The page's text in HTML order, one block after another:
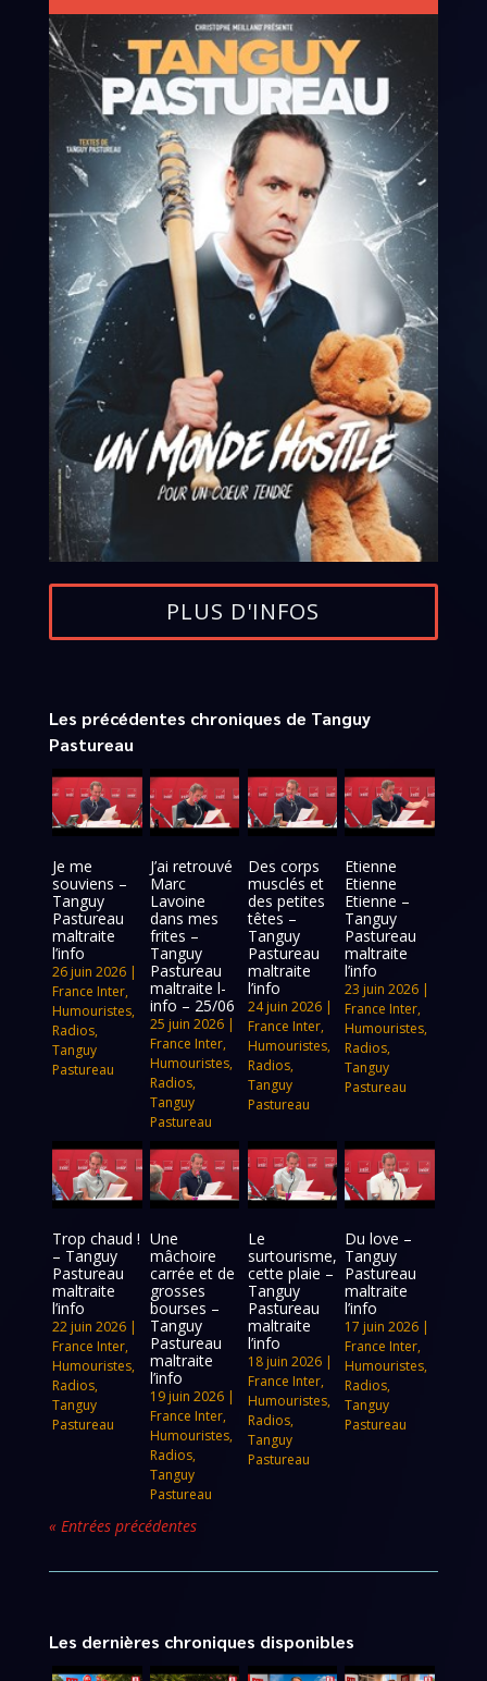
PLUS D'INFOS
Les précédentes chroniques de Tanguy
Pastureau
Je me
souviens –
Tanguy
Pastureau
maltraite
l’info
26 juin 2026 |
France Inter,
Humouristes,
Radios,
Tanguy
Pastureau
J’ai retrouvé
Marc
Lavoine
dans mes
frites –
Tanguy
Pastureau
maltraite l-
info – 25/06
25 juin 2026|
France Inter,
Humouristes,
Radios,
Tanguy
Pastureau
Des corps
musclés et
des petites
têtes –
Tanguy
Pastureau
maltraite
l’info
24 juin 2026|
France Inter,
Humouristes,
Radios,
Tanguy
Pastureau
Etienne
Etienne
Etienne –
Tanguy
Pastureau
maltraite
l’info
23 juin 2026 |
France Inter,
Humouristes,
Radios,
Tanguy
Pastureau
Trop chaud !
– Tanguy
Pastureau
maltraite
l’info
22 juin 2026 |
France Inter,
Humouristes,
Radios,
Tanguy
Pastureau
Une
mâchoire
carrée et de
grosses
bourses –
Tanguy
Pastureau
maltraite
l’info
19 juin 2026|
France Inter,
Humouristes,
Radios,
Tanguy
Pastureau
Le
surtourisme,
cette plaie –
Tanguy
Pastureau
maltraite
l’info
18 juin 2026|
France Inter,
Humouristes,
Radios,
Tanguy
Pastureau
Du love –
Tanguy
Pastureau
maltraite
l’info
17 juin 2026 |
France Inter,
Humouristes,
Radios,
Tanguy
Pastureau
« Entrées précédentes
Les dernières chroniques disponibles